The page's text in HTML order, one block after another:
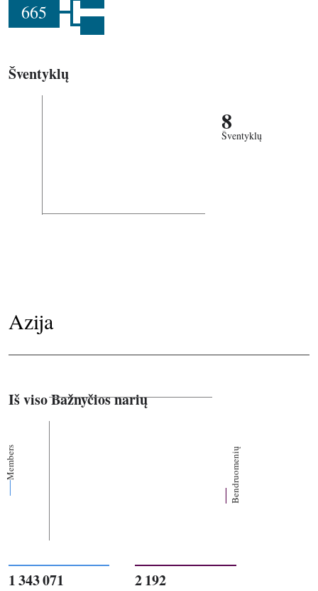
665
Šventyklų
8
Šventyklų
Azija
Iš viso Bažnyčios narių
Members Bendruomenių
1 343 071 2 192